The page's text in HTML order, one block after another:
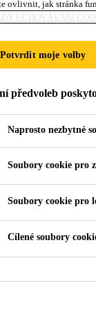
powercure
bottlenecks
a standard
steps may
are no
have helped
a system
version.
steps
beneficial
with or without
ovlivnit, jak stránka
UCHOVÁVÁNÍ
Potvrdit moje volby
předvoleb
Naprosto nezbytné
Soubory cookie pro
Soubory cookie pro
Cílené soubory